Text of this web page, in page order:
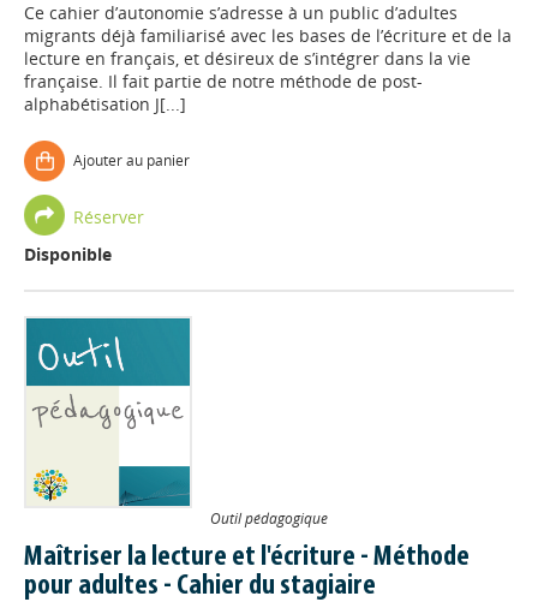
Ce cahier d’autonomie s’adresse à un public d’adultes
migrants déjà familiarisé avec les bases de l’écriture et de la
lecture en français, et désireux de s’intégrer dans la vie
française. Il fait partie de notre méthode de post-
alphabétisation J[...]
Ajouter au panier
Réserver
Disponible
Outil pédagogique
Maîtriser la lecture et l'écriture - Méthode
pour adultes - Cahier du stagiaire